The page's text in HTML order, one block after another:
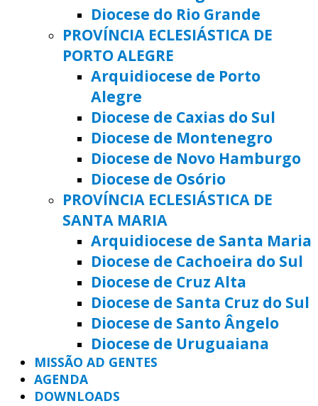
Diocese do Rio Grande
PROVÍNCIA ECLESIÁSTICA DE
PORTO ALEGRE
Arquidiocese de Porto
Alegre
Diocese de Caxias do Sul
Diocese de Montenegro
Diocese de Novo Hamburgo
Diocese de Osório
PROVÍNCIA ECLESIÁSTICA DE
SANTA MARIA
Arquidiocese de Santa Maria
Diocese de Cachoeira do Sul
Diocese de Cruz Alta
Diocese de Santa Cruz do Sul
Diocese de Santo Ângelo
Diocese de Uruguaiana
MISSÃO AD GENTES
AGENDA
DOWNLOADS